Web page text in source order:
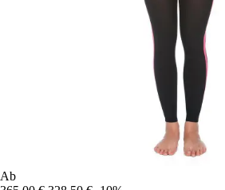
Ab